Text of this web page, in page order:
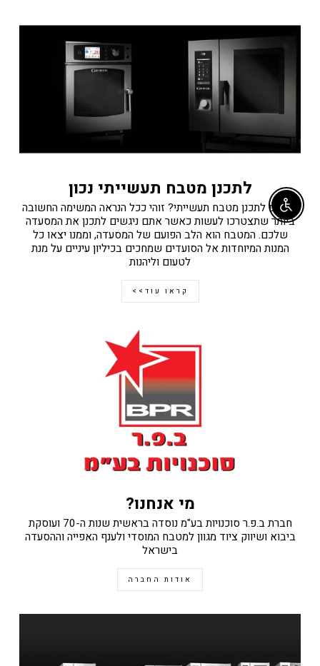
לתכנן מטבח תעשייתי נכון
צריכים לתכנן מטבח תעשייתי? זוהי ככל הנראה המשימה החשובה
ביותר שתצטרכו לעשות כאשר אתם ניגשים לתכנן את המסעדה
שלכם. המטבח הוא הלב הפועם של המסעדה, וממנו יצאו כל
המנות המיוחדות אל הסועדים שמחכים בכיליון עיניים על מנת
לטעום וליהנות
קראו עוד>>
מי אנחנו?
חברת ב.פ.ר סוכנויות בע"מ נוסדה בראשית שנות ה-70 ועוסקת
ביבוא ושיווק ציוד מגוון למטבח המוסדי ולענף האפייה וההסעדה
בישראל
אודות החברה
Enable accessibility